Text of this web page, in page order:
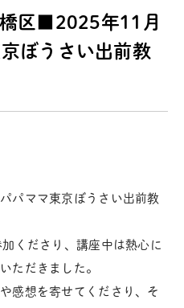
区■2025年11月
ぼうさい出前教
パママ東京ぼうさい出前教
くださり、講座中は熱心に
ただきました。
感想を寄せてくださり、そ